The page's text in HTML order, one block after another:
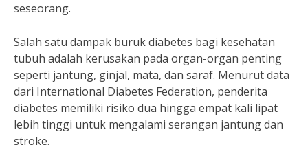
seseorang.
Salah satu dampak buruk diabetes bagi kesehatan
tubuh adalah kerusakan pada organ-organ penting
seperti jantung, ginjal, mata, dan saraf. Menurut data
dari International Diabetes Federation, penderita
diabetes memiliki risiko dua hingga empat kali lipat
lebih tinggi untuk mengalami serangan jantung dan
stroke.